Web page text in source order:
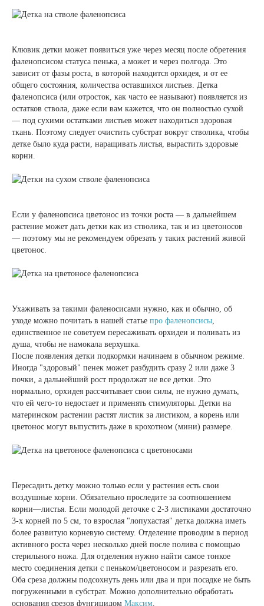
Клювик детки может появиться уже через месяц после обретения
фаленопсисом статуса пенька, а может и через полгода. Это
зависит от фазы роста, в которой находится орхидея, и от ее
общего состояния, количества оставшихся листьев. Детка
фаленопсиса (или отросток, как часто ее называют) появляется из
остатков ствола, даже если вам кажется, что он полностью сухой
— под сухими остатками листьев может находиться здоровая
ткань. Поэтому следует очистить субстрат вокруг стволика, чтобы
детке было куда расти, наращивать листья, вырастить здоровые
корни.
Если у фаленопсиса цветонос из точки роста — в дальнейшем
растение может дать детки как из стволика, так и из цветоносов
— поэтому мы не рекомендуем обрезать у таких растений живой
цветонос.
Ухаживать за такими фаленосисами нужно, как и обычно, об
уходе можно почитать в нашей статье про фаленопсисы,
единственное не советуем пересаживать орхидеи и поливать из
душа, чтобы не намокала верхушка.
После появления детки подкормки начинаем в обычном режиме.
Иногда "здоровый" пенек может разбудить сразу 2 или даже 3
почки, а дальнейший рост продолжат не все детки. Это
нормально, орхидея рассчитывает свои силы, не нужно думать,
что ей чего-то недостает и применять стимуляторы. Детки на
материнском растении растят листик за листиком, а корень или
цветонос могут выпустить даже в крохотном (мини) размере.
Пересадить детку можно только если у растения есть свои
воздушные корни. Обязательно проследите за соотношением
корни—листья. Если молодой деточке с 2-3 листиками достаточно
3-х корней по 5 см, то взрослая "лопухастая" детка должна иметь
более развитую корневую систему. Отделение проводим в период
активного роста через несколько дней после полива с помощью
стерильного ножа. Для отделения нужно найти самое тонкое
место соединения детки с пеньком/цветоносом и разрезать его.
Оба среза должны подсохнуть день или два и при посадке не быть
погруженными в субстрат. Можно дополнительно обработать
основания срезов фунгицидом Максим.